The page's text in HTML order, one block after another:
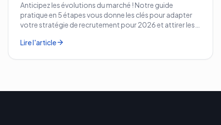
Anticipez les évolutions du marché ! Notre guide
pratique en 5 étapes vous donne les clés pour adapter
votre stratégie de recrutement pour 2026 et attirer les
Lire l'article